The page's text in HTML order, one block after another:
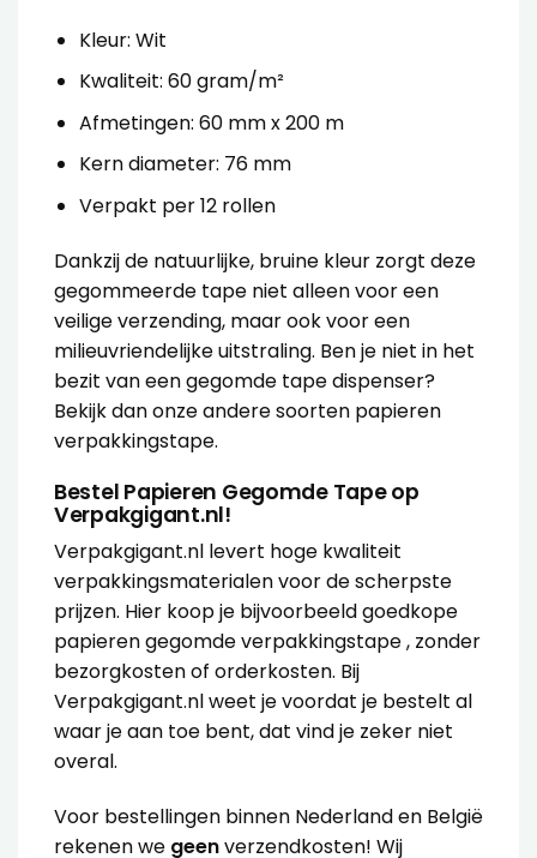
Kleur: Wit
Kwaliteit: 60 gram/m²
Afmetingen: 60 mm x 200 m
Kern diameter: 76 mm
Verpakt per 12 rollen
Dankzij de natuurlijke, bruine kleur zorgt deze
gegommeerde tape niet alleen voor een
veilige verzending, maar ook voor een
milieuvriendelijke uitstraling. Ben je niet in het
bezit van een gegomde tape dispenser?
Bekijk dan onzeandere soorten papieren
verpakkingstape.
Bestel Papieren Gegomde Tape op
Verpakgigant.nl!
Verpakgigant.nl levert hoge kwaliteit
verpakkingsmaterialen voor de scherpste
prijzen. Hier koop je bijvoorbeeld goedkope
papieren gegomde verpakkingstape , zonder
bezorgkosten of orderkosten. Bij
Verpakgigant.nl weet je voordat je bestelt al
waar je aan toe bent, dat vind je zeker niet
overal.
Voor bestellingen binnen Nederland en België
rekenen we geenverzendkosten! Wij